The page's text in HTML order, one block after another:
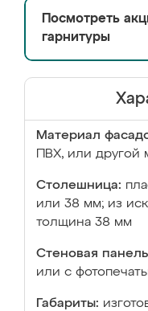
Посмотреть
гарнитуры
Материал
ПВХ, или
Столешница:
или 38 мм; из
толщина 38 мм
Стеновая
или с
Габариты: